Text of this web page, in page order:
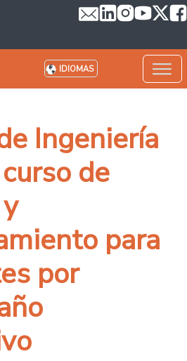
IDIOMAS
Ingeniería
de
para
por